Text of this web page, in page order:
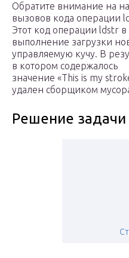
Обратите внимание на
вызовов кода операции
Этот код операции ldstr в
выполнение загрузки
управляемую кучу. В
в котором содержалось
значение «This is my
удален сборщиком
Решение задачи